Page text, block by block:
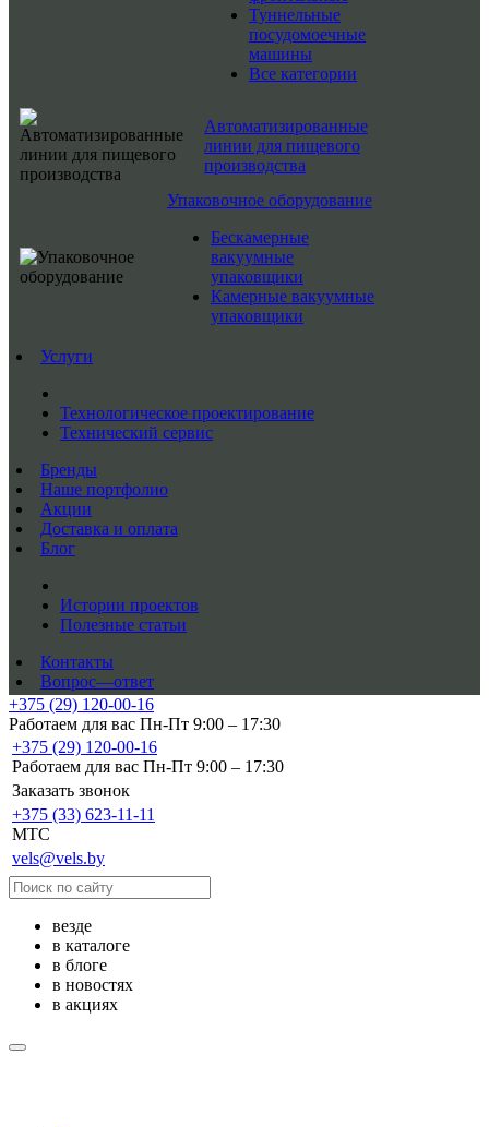
Туннельные
посудомоечные
машины
Все категории
Автоматизированные
линии для пищевого
производства
Упаковочное оборудование
Бескамерные
вакуумные
упаковщики
Камерные вакуумные
упаковщики
Услуги
Технологическое проектирование
Технический сервис
Бренды
Наше портфолио
Акции
Доставка и оплата
Блог
Истории проектов
Полезные статьи
Контакты
Вопрос—ответ
+375 (29) 120-00-16
Работаем для вас Пн-Пт 9:00 – 17:30
+375 (29) 120-00-16
Работаем для вас Пн-Пт 9:00 – 17:30
Заказать звонок
+375 (33) 623-11-11
MTC
vels@vels.by
везде
в каталоге
в блоге
в новостях
в акциях